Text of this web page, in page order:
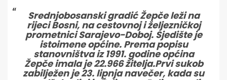
Srednjobosanski gradić Žepče leži na
rijeci Bosni, na cestovnoj i željezničkoj
prometnici Sarajevo-Doboj. Sjedište je
istoimene općine. Prema popisu
stanovništva iz 1991. godine općina
Žepče imala je 22.966 žitelja.Prvi sukob
zabilježen je 23. lipnja navečer, kada su